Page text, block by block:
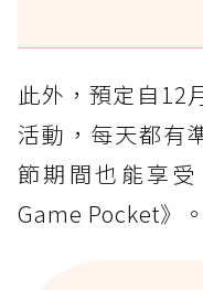
此外，預定自12
活動，每天都有
節期間也能享受
Game Pocket》。